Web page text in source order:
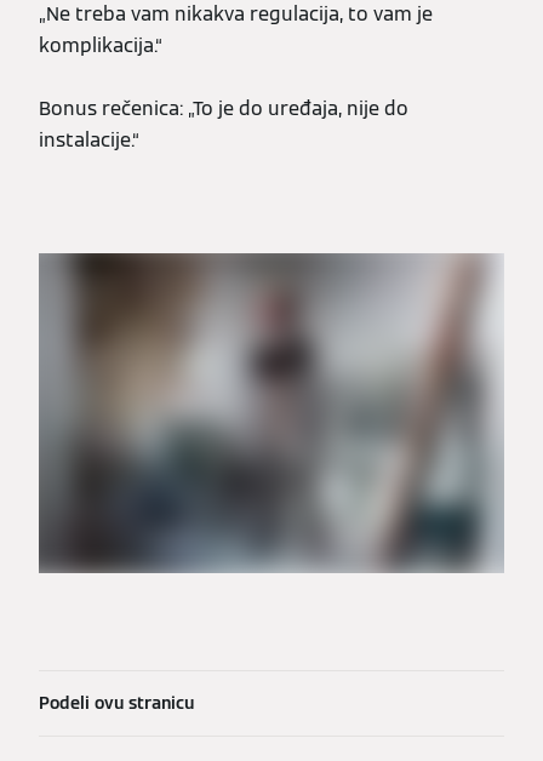
„Ne treba vam nikakva regulacija, to vam je
komplikacija.“
Bonus rečenica: „To je do uređaja, nije do
instalacije.“
Podeli ovu stranicu